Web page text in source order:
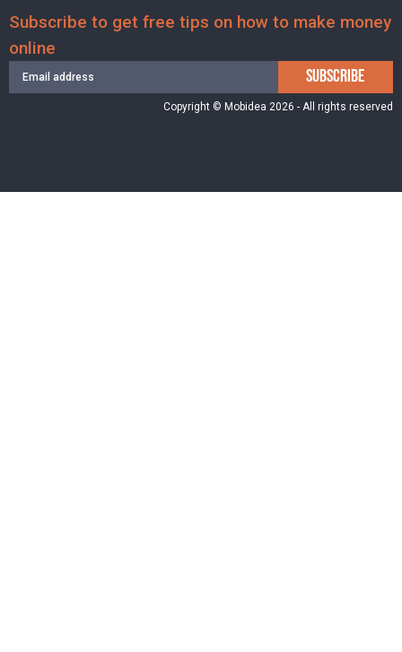
Subscribe to get free tips on how to make money
online
SUBSCRIBE
Copyright © Mobidea 2026 - All rights reserved